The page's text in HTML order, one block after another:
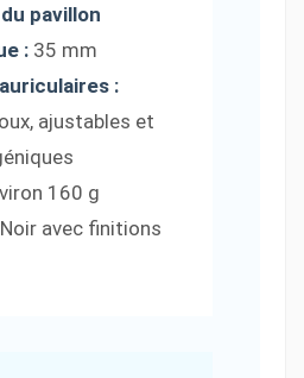
pavillon
: 35 mm
:
ajustables et
160 g
Noir avec finitions